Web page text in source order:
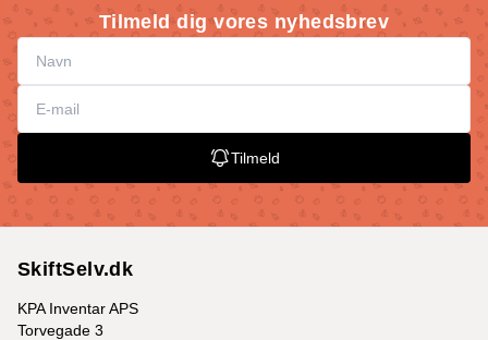
Tilmeld dig vores nyhedsbrev
Tilmeld
SkiftSelv.dk
KPA Inventar APS
Torvegade 3